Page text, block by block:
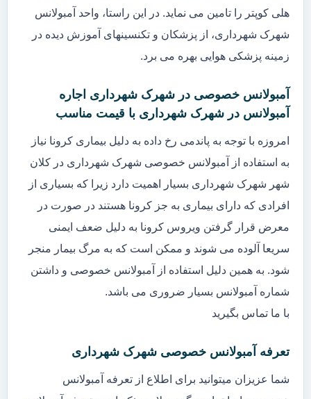
هلی کوپتر را تامین می نماید. در این راستا، واحد آمبولانس
شهرک شهرداری، از پزشکان و تکنسینهای آموزش دیده در
زمینه پزشکی هوایی بهره می برد.
آمبولانس خصوصی در شهرک شهرداری اجاره
آمبولانس در شهرک شهرداری با قیمت مناسب
امروزه با توجه به پاندمی رخ داده به دلیل بیماری کرونا نیاز
به استفاده از آمبولانس خصوصی شهرک شهرداری در کلان
شهر شهرک شهرداری بسیار اهمیت دارد زیرا که بسیاری از
افرادی که دارای بیماری به جز کرونا هستند در صورت در
معرض قرار گرفتن ویروس کرونا به دلیل ضعف ایمنی
سریعا آلوده می شوند و ممکن است که به مرگ بیمار منجر
شود. به همین دلیل استفاده از آمبولانس خصوصی و داشتن
شماره آمبولانس بسیار ضروری می باشد.
با ما تماس بگیرید
تعرفه آمبولانس خصوصی شهرک شهرداری
شما عزیزان میتوانید برای اطلاع از تعرفه آمبولانس